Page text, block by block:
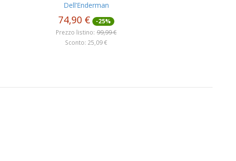
Dell’Enderman
74,90 € -25%
Prezzo listino: 99,99 €
Sconto: 25,09 €